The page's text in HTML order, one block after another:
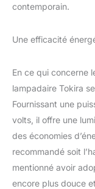
contemporain.
Une efficacité
En ce qui concerne
lampadaire Tokira
Fournissant une
volts, il offre une
des économies
recommandé soit
mentionné avoir
encore plus douce